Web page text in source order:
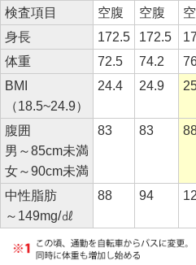
検査項目
空腹 空腹
身長
172.5 172.5
体重
72.5 74.2
BMI
（18.5~24.9）
24.4 24.9
腹囲
男～85cm未満
女～90cm未満
83 83
中性脂肪
～149mg/㎗
88 94